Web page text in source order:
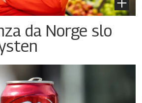
da Norge slo